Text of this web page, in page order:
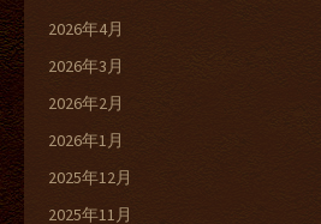
2026年4月
2026年3月
2026年2月
2026年1月
2025年12月
2025年11月